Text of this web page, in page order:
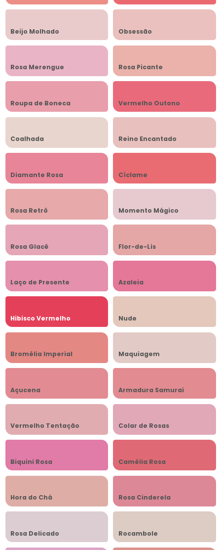
Beijo Molhado Obsessão
Rosa Merengue Rosa Picante
Roupa de Boneca Vermelho Outono
Coalhada Reino Encantado
Diamante Rosa Cíclame
Rosa Retrô Momento Mágico
Rosa Glacê Flor-de-Lis
Laço de Presente Azaleia
Hibisco Vermelho Nude
Bromélia Imperial Maquiagem
Açucena Armadura Samurai
Vermelho Tentação Colar de Rosas
Biquini Rosa Camélia Rosa
Hora do Chá Rosa Cinderela
Rosa Delicado Rocambole